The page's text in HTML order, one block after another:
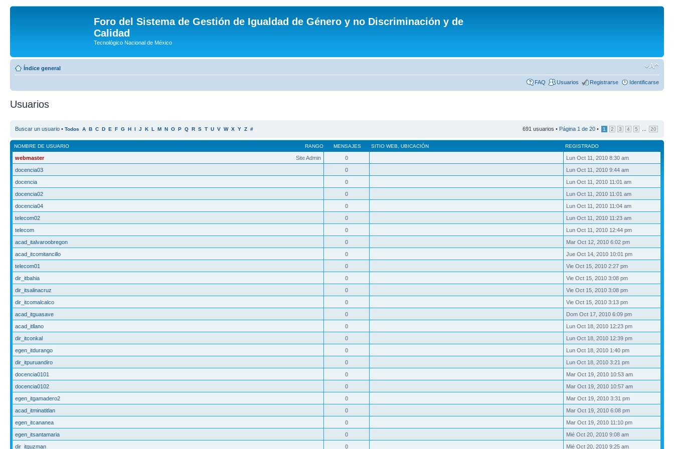
Foro del Sistema de Gestión de Igualdad de Género y no Discriminación y de
Calidad
Tecnológico Nacional de México
Índice general
FAQ Usuarios Registrarse Identificarse
Usuarios
Buscar un usuario • Todos A B C D E F G H I J K L M N O P Q R S T U V W X Y Z # 691 usuarios • Página 1 de 20 • 1 2 3 4 5 20
RANGO
NOMBRE DE USUARIO MENSAJES SITIO WEB UBICACIÓN REGISTRADO
Site Admin
webmaster 0
Lun Oct 11, 2010 8:30 am
docencia03
0
Lun Oct 11, 2010 9:44 am
docencia
0
Lun Oct 11, 2010 11:01 am
docencia02
0
Lun Oct 11, 2010 11:01 am
docencia04
0
Lun Oct 11, 2010 11:04 am
telecom02
0
Lun Oct 11, 2010 11:23 am
telecom
0
Lun Oct 11, 2010 12:44 pm
acad_italvaroobregon
0
Mar Oct 12, 2010 6:02 pm
acad_itcomitancillo
0
Jue Oct 14, 2010 10:01 pm
telecom01
0
Vie Oct 15, 2010 2:27 pm
dir_itbahia
0
Vie Oct 15, 2010 3:08 pm
dir_itsalinacruz
0
Vie Oct 15, 2010 3:08 pm
dir_itcomalcalco
0
Vie Oct 15, 2010 3:13 pm
acad_itguasave
0
Dom Oct 17, 2010 6:09 pm
acad_itllano
0
Lun Oct 18, 2010 12:23 pm
dir_itconkal
0
Lun Oct 18, 2010 12:39 pm
egen_itdurango
0
Lun Oct 18, 2010 1:40 pm
dir_itpuruandiro
0
Lun Oct 18, 2010 3:21 pm
docencia0101
0
Mar Oct 19, 2010 10:53 am
docencia0102
0
Mar Oct 19, 2010 10:57 am
egen_itgamadero2
0
Mar Oct 19, 2010 3:31 pm
acad_itminatitlan
0
Mar Oct 19, 2010 6:08 pm
egen_itcananea
0
Mar Oct 19, 2010 11:10 pm
egen_itsantamaria
0
Mié Oct 20, 2010 9:08 am
dir_itguzman
0 Mié Oct 20, 2010 9:25 am